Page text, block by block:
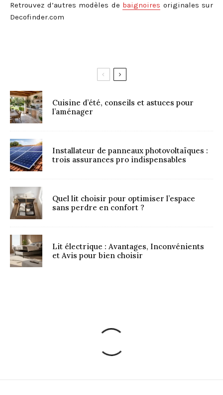
Retrouvez d’autres modèles de baignoires originales sur
Decofinder.com
Cuisine d’été, conseils et astuces pour
l’aménager
Installateur de panneaux photovoltaïques :
trois assurances pro indispensables
Quel lit choisir pour optimiser l’espace
sans perdre en confort ?
Lit électrique : Avantages, Inconvénients
et Avis pour bien choisir